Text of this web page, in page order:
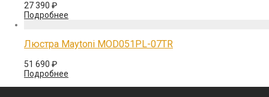
27 390 ₽
Подробнее
Люстра Maytoni MOD051PL-07TR
51 690 ₽
Подробнее